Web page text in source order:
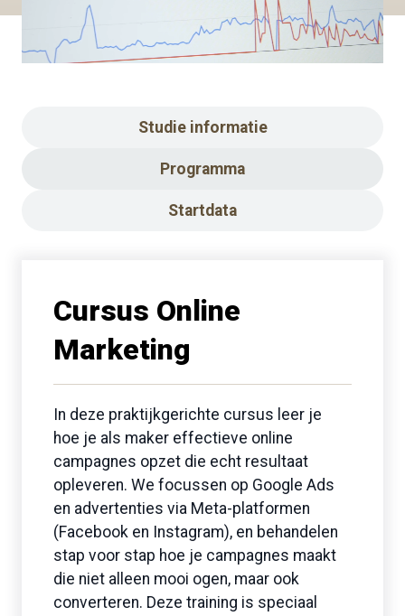
Studie informatie
Programma
Startdata
Cursus Online
Marketing
In deze praktijkgerichte cursus leer je
hoe je als maker effectieve online
campagnes opzet die echt resultaat
opleveren. We focussen op Google Ads
en advertenties via Meta-platformen
(Facebook en Instagram), en behandelen
stap voor stap hoe je campagnes maakt
die niet alleen mooi ogen, maar ook
converteren. Deze training is speciaal